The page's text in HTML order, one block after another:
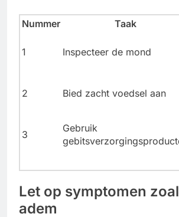
Nummer Taak
1 Inspecteer de mond
2 Bied zacht voedsel aan
3
Gebruik
Let op symptomen
adem